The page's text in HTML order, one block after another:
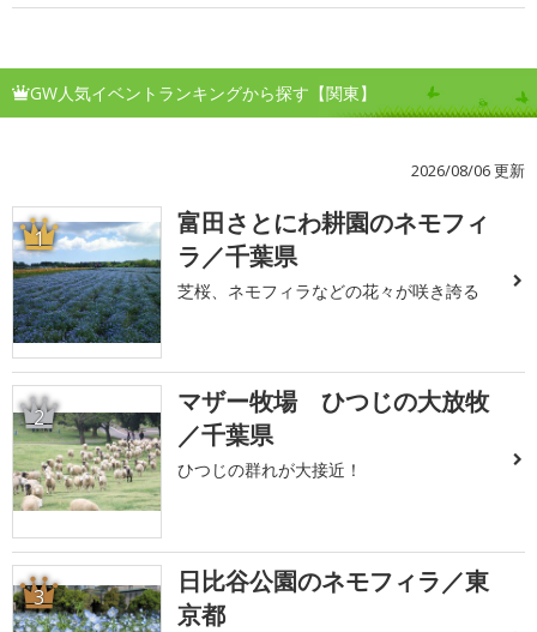
GW人気イベントランキングから探す【関東】
2026/08/06 更新
1
富田さとにわ耕園のネモフィ
ラ／千葉県
芝桜、ネモフィラなどの花々が咲き誇る
2
マザー牧場 ひつじの大放牧
／千葉県
ひつじの群れが大接近！
3
日比谷公園のネモフィラ／東
京都